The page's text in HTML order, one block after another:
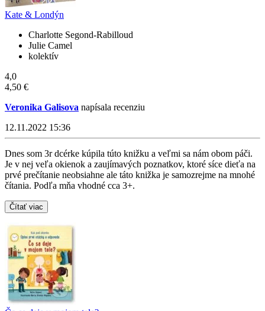
Kate & Londýn
Charlotte Segond-Rabilloud
Julie Camel
kolektív
4,0
4,50 €
Veronika Galisova napísala recenziu
12.11.2022 15:36
Dnes som 3r dcérke kúpila túto knižku a veľmi sa nám obom páči.
Je v nej veľa okienok a zaujímavých poznatkov, ktoré síce dieťa na
prvé prečítanie neobsiahne ale táto knižka je samozrejme na mnohé
čítania. Podľa mňa vhodné cca 3+.
Čítať viac